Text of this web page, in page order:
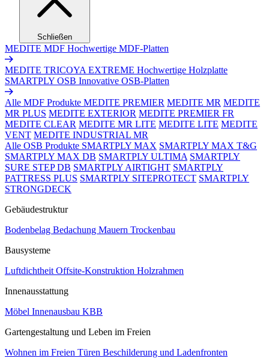
Schließen
MEDITE MDF Hochwertige MDF-Platten
MEDITE TRICOYA EXTREME Hochwertige Holzplatte
SMARTPLY OSB Innovative OSB-Platten
Alle MDF Produkte MEDITE PREMIER MEDITE MR MEDITE
MR PLUS MEDITE EXTERIOR MEDITE PREMIER FR
MEDITE CLEAR MEDITE MR LITE MEDITE LITE MEDITE
VENT MEDITE INDUSTRIAL MR
Alle OSB Produkte SMARTPLY MAX SMARTPLY MAX T&G
SMARTPLY MAX DB SMARTPLY ULTIMA SMARTPLY
SURE STEP DB SMARTPLY AIRTIGHT SMARTPLY
PATTRESS PLUS SMARTPLY SITEPROTECT SMARTPLY
STRONGDECK
Gebäudestruktur
Bodenbelag Bedachung Mauern Trockenbau
Bausysteme
Luftdichtheit Offsite-Konstruktion Holzrahmen
Innenausstattung
Möbel Innenausbau KBB
Gartengestaltung und Leben im Freien
Wohnen im Freien Türen Beschilderung und Ladenfronten